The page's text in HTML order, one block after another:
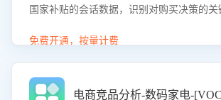
国家补贴的会话数据，识别对购买决策的
化策略，助力商家利用国补政策提升GMV。
免费开通，按量计费
电商竞品分析-数码家电-